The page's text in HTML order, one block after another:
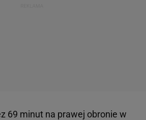
69 minut na prawej obronie w